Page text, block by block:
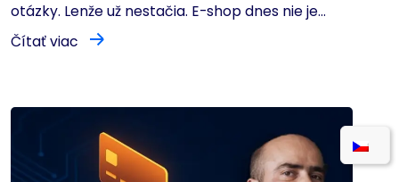
otázky. Lenže už nestačia. E-shop dnes nie je...
Čítať viac